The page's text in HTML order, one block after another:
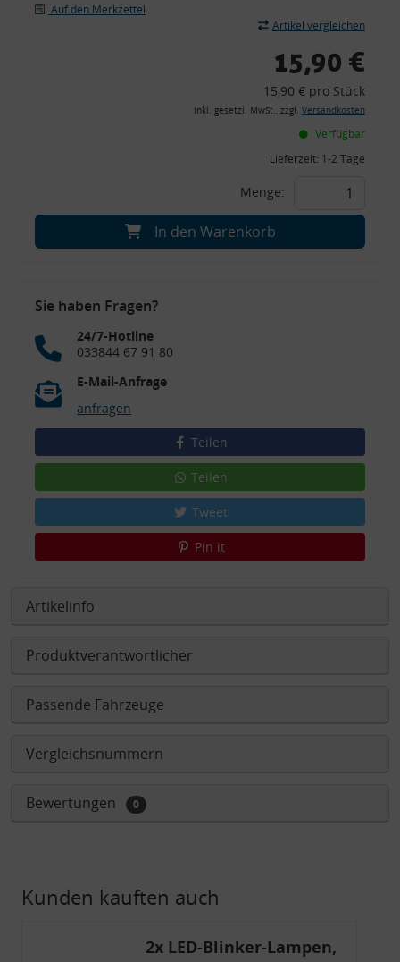
Auf den Merkzettel
Artikel vergleichen
15,90 €
15,90 € pro Stück
inkl. gesetzl. MwSt., zzgl. Versandkosten
Verfügbar
Lieferzeit: 1-2 Tage
Menge:
In den Warenkorb
Sie haben Fragen?
24/7-Hotline
033844 67 91 80
E-Mail-Anfrage
anfragen
Teilen
Teilen
Tweet
Pin it
Artikelinfo
Produktverantwortlicher
Passende Fahrzeuge
Vergleichsnummern
Bewertungen 0
Kunden kauften auch
2x LED-Blinker-Lampen,